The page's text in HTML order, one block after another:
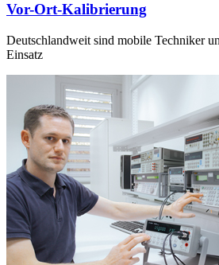
Vor-Ort-Kalibrierung
Deutschlandweit sind mobile Techniker
Einsatz